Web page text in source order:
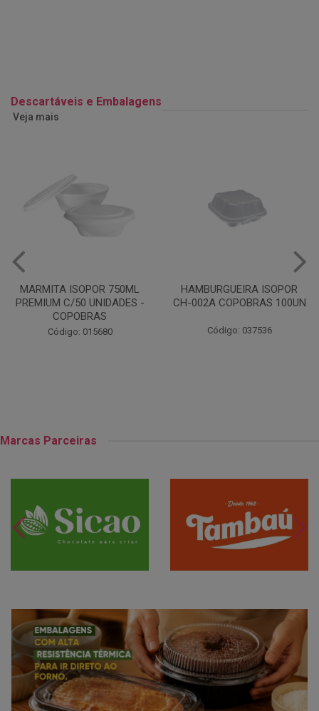
Descartáveis e Embalagens
Veja mais
HAMBURGUEIRA ISOPOR
CH-002A COPOBRAS 100UN
Código: 037536
CAIXA PARDA PIZZA N30
OITAVADA BALUARTE C/10
Código: 001124
Marcas Parceiras